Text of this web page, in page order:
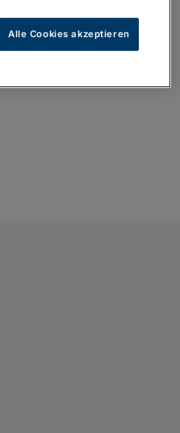
Alle Cookies akzeptieren